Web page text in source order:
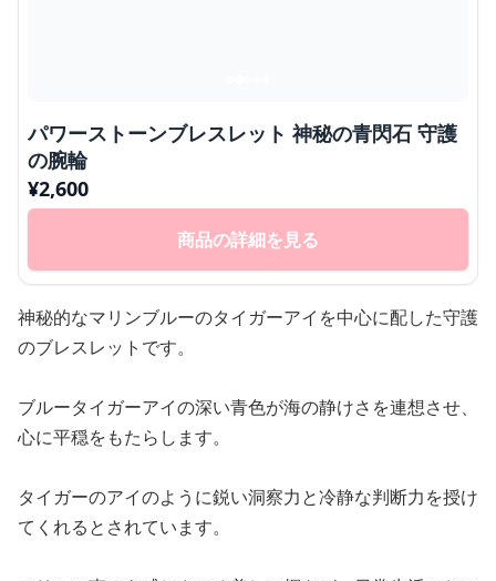
パワーストーンブレスレット 神秘の青閃石 守護
の腕輪
¥2,600
商品の詳細を見る
神秘的なマリンブルーのタイガーアイを中心に配した守護
のブレスレットです。
ブルータイガーアイの深い青色が海の静けさを連想させ、
心に平穏をもたらします。
タイガーのアイのように鋭い洞察力と冷静な判断力を授け
てくれるとされています。